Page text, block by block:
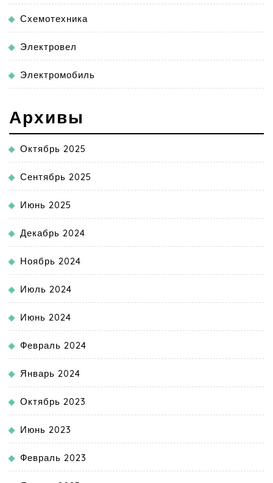
Схемотехника
Электровел
Электромобиль
Архивы
Октябрь 2025
Сентябрь 2025
Июнь 2025
Декабрь 2024
Ноябрь 2024
Июль 2024
Июнь 2024
Февраль 2024
Январь 2024
Октябрь 2023
Июнь 2023
Февраль 2023